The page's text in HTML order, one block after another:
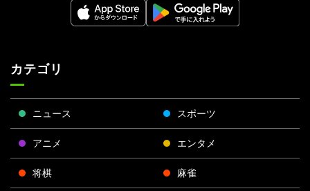
カテゴリ
ニュース スポーツ
アニメ エンタメ
将棋 麻雀